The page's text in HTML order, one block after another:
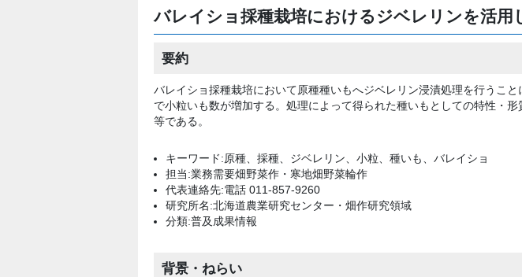
バレイショ採種栽培におけるジベレリンを活用
要約
バレイショ採種栽培において原種種いもへジベレリン浸漬処理を行うこ
で小粒いも数が増加する。処理によって得られた種いもとしての特性・
等である。
キーワード:原種、採種、ジベレリン、小粒、種いも、バレイショ
担当:業務需要畑野菜作・寒地畑野菜輪作
代表連絡先:電話 011-857-9260
研究所名:北海道農業研究センター・畑作研究領域
分類:普及成果情報
背景・ねらい